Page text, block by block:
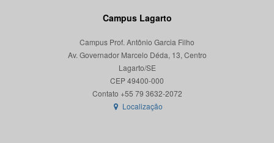
Campus Lagarto
Campus Prof. Antônio Garcia Filho
Av. Governador Marcelo Déda, 13, Centro
Lagarto/SE
CEP 49400-000
Localização